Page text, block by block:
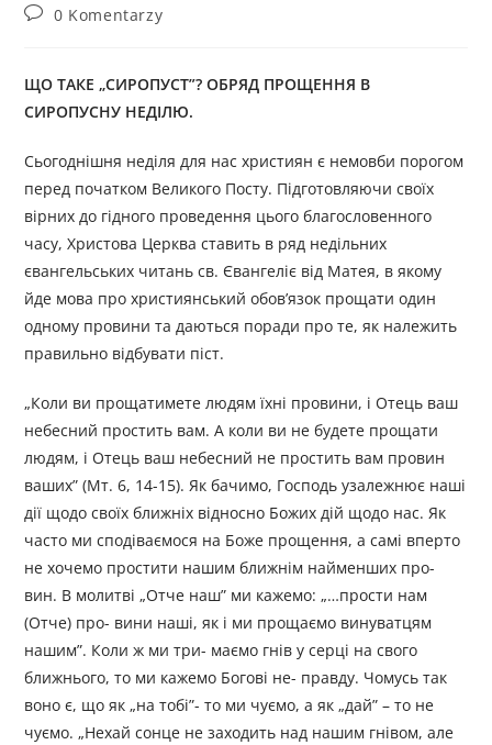
0 Komentarzy
ЩО ТАКЕ „СИРОПУСТ”?ОБРЯД ПРОЩЕННЯ В
СИРОПУСНУ НЕДІЛЮ.
Сьогоднішня неділя для нас християн є немовби порогом
перед початком Великого Посту. Підготовляючи своїх
вірних до гідного проведення цього благословенного
часу, Христова Церква ставить в ряд недільних
євангельських читань св. Євангеліє від Матея, в якому
йде мова про християнський обов’язок прощати один
одному провини та даються поради про те, як належить
правильно відбувати піст.
„Коли ви прощатимете людям їхні провини, і Отець ваш
небесний простить вам. А коли ви не будете прощати
людям, і Отець ваш небесний не простить вам провин
ваших” (Мт. 6, 14-15). Як бачимо, Господь узалежнює наші
дії щодо своїх ближніх відносно Божих дій щодо нас. Як
часто ми сподіваємося на Боже прощення, а самі вперто
не хочемо простити нашим ближнім найменших про-
вин. В молитві „Отче наш” ми кажемо: „…прости нам
(Отче) про- вини наші, як і ми прощаємо винуватцям
нашим”. Коли ж ми три- маємо гнів у серці на свого
ближнього, то ми кажемо Богові не- правду. Чомусь так
воно є, що як „на тобі”- то ми чуємо, а як „дай” – то не
чуємо. „Нехай сонце не заходить над нашим гнівом, але